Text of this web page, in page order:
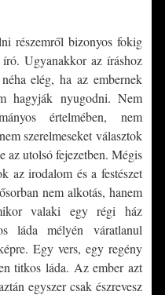
részemről bizonyos fokig
Ugyanakkor az íráshoz
elég, ha az embernek
hagyják nyugodni. Nem
értelmében, nem
szerelmeseket választok
az utolsó fejezetben. Mégis
az irodalom és a festészet
nem alkotás, hanem
valaki egy régi ház
láda mélyén váratlanul
Egy vers, egy regény
titkos láda. Az ember azt
egyszer csak észrevesz